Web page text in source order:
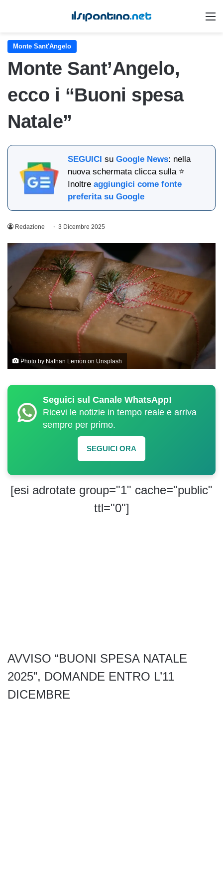
Monte Sant'Angelo
Monte Sant’Angelo,
ecco i “Buoni spesa
Natale”
SEGUICI suGoogle News: nella
nuova schermata clicca sulla ⭐
Inoltreaggiungici come fonte
preferita su Google
Redazione 3 Dicembre 2025
Photo by Nathan Lemon on Unsplash
Seguici sul Canale WhatsApp!
Ricevi le notizie in tempo reale e arriva
sempre per primo.
SEGUICI ORA
[esi adrotate group="1" cache="public"
ttl="0"]
AVVISO “BUONI SPESA NATALE
2025”, DOMANDE ENTRO L’11
DICEMBRE